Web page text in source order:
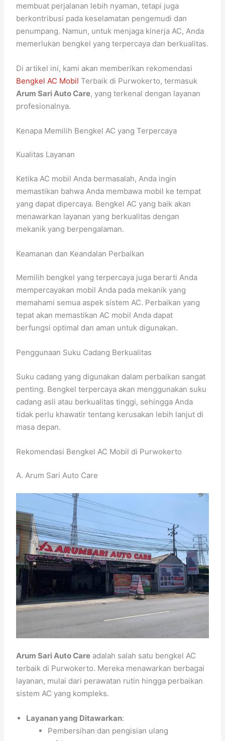
membuat perjalanan lebih nyaman, tetapi juga
berkontribusi pada keselamatan pengemudi dan
penumpang. Namun, untuk menjaga kinerja AC, Anda
memerlukan bengkel yang terpercaya dan berkualitas.
Di artikel ini, kami akan memberikan rekomendasi
Bengkel AC Mobil Terbaik di Purwokerto, termasuk
Arum Sari Auto Care, yang terkenal dengan layanan
profesionalnya.
Kenapa Memilih Bengkel AC yang Terpercaya
Kualitas Layanan
Ketika AC mobil Anda bermasalah, Anda ingin
memastikan bahwa Anda membawa mobil ke tempat
yang dapat dipercaya. Bengkel AC yang baik akan
menawarkan layanan yang berkualitas dengan
mekanik yang berpengalaman.
Keamanan dan Keandalan Perbaikan
Memilih bengkel yang terpercaya juga berarti Anda
mempercayakan mobil Anda pada mekanik yang
memahami semua aspek sistem AC. Perbaikan yang
tepat akan memastikan AC mobil Anda dapat
berfungsi optimal dan aman untuk digunakan.
Penggunaan Suku Cadang Berkualitas
Suku cadang yang digunakan dalam perbaikan sangat
penting. Bengkel terpercaya akan menggunakan suku
cadang asli atau berkualitas tinggi, sehingga Anda
tidak perlu khawatir tentang kerusakan lebih lanjut di
masa depan.
Rekomendasi Bengkel AC Mobil di Purwokerto
A. Arum Sari Auto Care
Arum Sari Auto Care adalah salah satu bengkel AC
terbaik di Purwokerto. Mereka menawarkan berbagai
layanan, mulai dari perawatan rutin hingga perbaikan
sistem AC yang kompleks.
Layanan yang Ditawarkan:
Pembersihan dan pengisian ulang